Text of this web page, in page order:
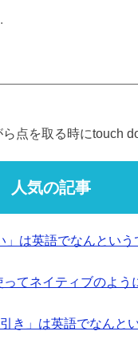
点を取る時にtouch
人気の記事
」は英語でなんという
てネイティブのよう
き」は英語でなんと